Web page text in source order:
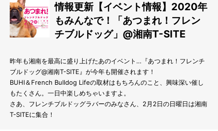
情報更新【イベント情報】2020年
もみんなで！「あつまれ！フレン
チブルドッグ」@湘南T-SITE
昨年も湘南を最高に盛り上げたあのイベント…『あつまれ！フレンチ
ブルドッグ@湘南T-SITE』が今年も開催されます！
BUHI＆French Bulldog Lifeの取材はもちろんのこと、興味深い催し
もたくさん。一日中楽しめちゃいますよ。
さあ、フレンチブルドッグラバーのみなさん、2月2日の日曜日は湘南
T-SITEに集合！